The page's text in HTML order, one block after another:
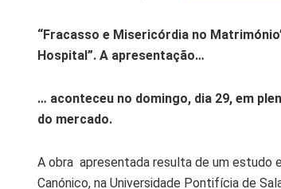
“Fracasso e Misericórdia no
Hospital”. A apresentação…
… aconteceu no domingo, dia 29, em
do mercado.
A obra apresentada resulta de um estudo
Canónico, na Universidade Pontifícia de